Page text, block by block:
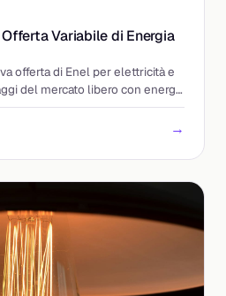
Variabile di Energia
offerta di Enel per elettricità e
del mercato libero con energia
→